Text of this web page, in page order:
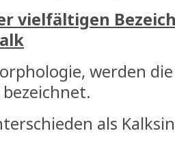
vielfältigen
werden
als